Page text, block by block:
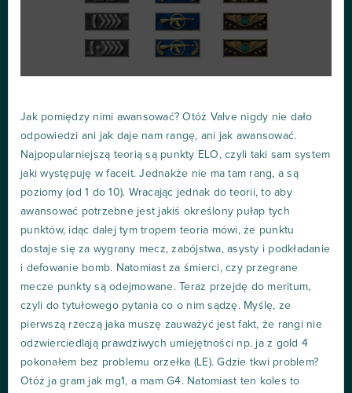
Jak pomiędzy nimi awansować? Otóż Valve nigdy nie dało
odpowiedzi ani jak daje nam rangę, ani jak awansować.
Najpopularniejszą teorią są punkty ELO, czyli taki sam system
jaki występuję w faceit. Jednakże nie ma tam rang, a są
poziomy (od 1 do 10). Wracając jednak do teorii, to aby
awansować potrzebne jest jakiś określony pułap tych
punktów, idąc dalej tym tropem teoria mówi, że punktu
dostaje się za wygrany mecz, zabójstwa, asysty i podkładanie
i defowanie bomb. Natomiast za śmierci, czy przegrane
mecze punkty są odejmowane. Teraz przejdę do meritum,
czyli do tytułowego pytania co o nim sądzę. Myślę, ze
pierwszą rzeczą jaka muszę zauważyć jest fakt, że rangi nie
odzwierciedlają prawdziwych umiejętności np. ja z gold 4
pokonałem bez problemu orzełka (LE). Gdzie tkwi problem?
Otóż ja gram jak mg1, a mam G4. Natomiast ten koles to